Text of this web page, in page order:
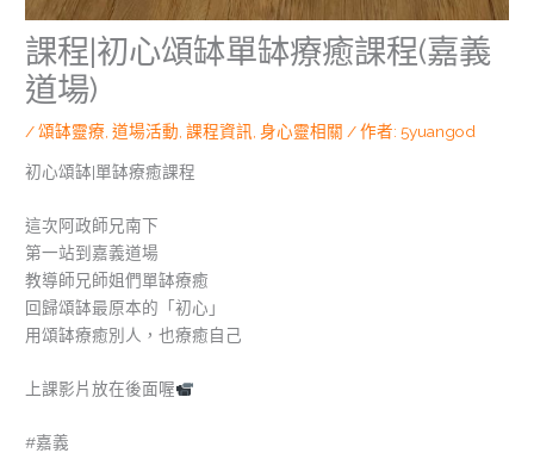
課程|初心頌缽單缽療癒課程(嘉義
道場)
/頌缽靈療 ,道場活動 ,課程資訊 ,身心靈相關 / 作者:5yuangod
初心頌缽|單缽療癒課程
這次阿政師兄南下
第一站到嘉義道場
教導師兄師姐們單缽療癒
回歸頌缽最原本的「初心」
用頌缽療癒別人，也療癒自己
上課影片放在後面喔
#嘉義